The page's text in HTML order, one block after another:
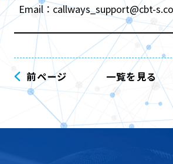
Email：callways_support@cbt-
前ページ 一覧を見る